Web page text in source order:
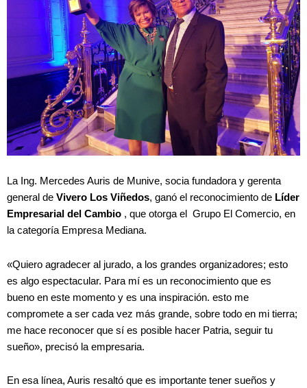
La Ing. Mercedes Auris de Munive, socia fundadora y gerenta
general de Vivero Los Viñedos, ganó el reconocimiento de Líder
Empresarial del Cambio , que otorga el Grupo El Comercio, en
la categoría Empresa Mediana.
«Quiero agradecer al jurado, a los grandes organizadores; esto
es algo espectacular. Para mí es un reconocimiento que es
bueno en este momento y es una inspiración. esto me
compromete a ser cada vez más grande, sobre todo en mi tierra;
me hace reconocer que sí es posible hacer Patria, seguir tu
sueño», precisó la empresaria.
En esa línea, Auris resaltó que es importante tener sueños y